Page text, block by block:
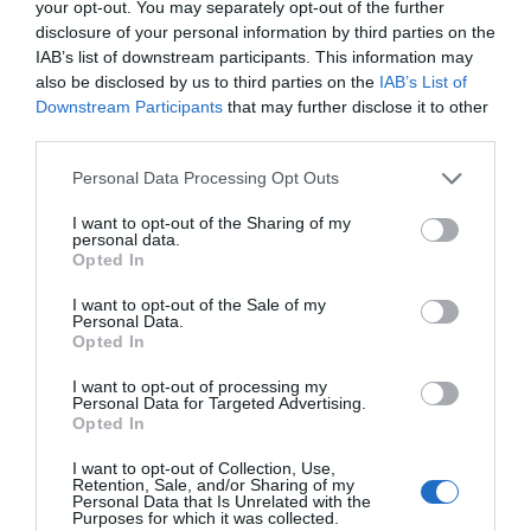
your opt-out. You may separately opt-out of the further
disclosure of your personal information by third parties on the
IAB’s list of downstream participants. This information may
also be disclosed by us to third parties on the IAB’s List of
Downstream Participants that may further disclose it to other
Personal Data Processing Opt Outs
I want to opt-out of the Sharing of my
personal data.
Opted In
I want to opt-out of the Sale of my
Personal Data.
Opted In
I want to opt-out of processing my
Personal Data for Targeted Advertising.
Opted In
I want to opt-out of Collection, Use,
Retention, Sale, and/or Sharing of my
Personal Data that Is Unrelated with the
Purposes for which it was collected.
d’aquí a deu dies.
Explica el què, el perquè i el que faràs. Si no
pots explicar-ho en tres frases clares, no ho tens
encara prou pensat.
El lideratge es comunica en primera
persona. Delegar la comunicació pot sonar a por
o desconnexió. I això es paga car.
No deixis la comunicació en mans del soroll
El silenci institucional genera especulació, no
amb cap fred